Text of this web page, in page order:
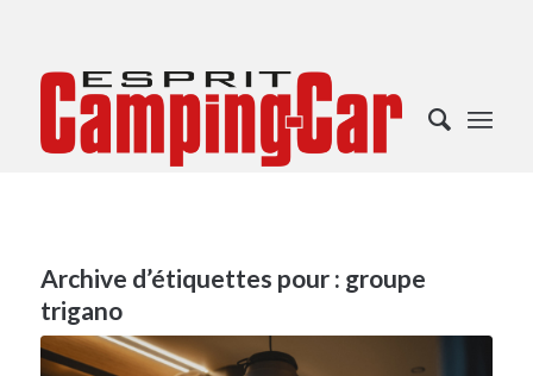
Archive d’étiquettes pour : groupe
trigano